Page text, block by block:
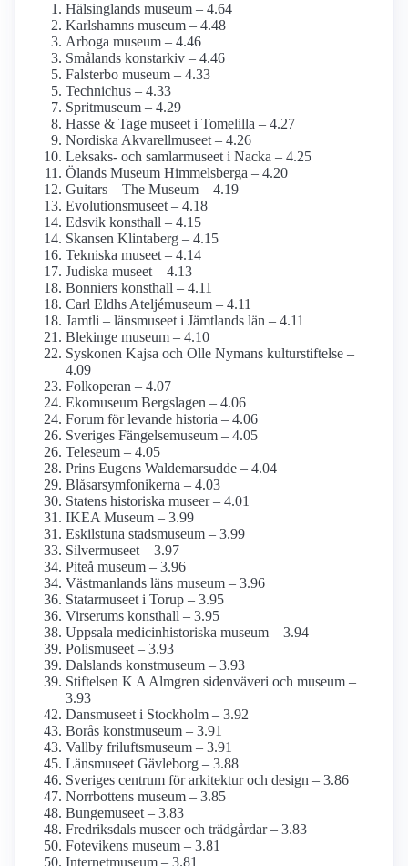
Hälsinglands museum – 4.64
Karlshamns museum – 4.48
Arboga museum – 4.46
Smålands konstarkiv – 4.46
Falsterbo museum – 4.33
Technichus – 4.33
Spritmuseum – 4.29
Hasse & Tage museet i Tomelilla – 4.27
Nordiska Akvarellmuseet – 4.26
Leksaks- och samlar­museet i Nacka – 4.25
Ölands Museum Himmelsberga – 4.20
Guitars – The Museum – 4.19
Evolutions­museet – 4.18
Edsvik konsthall – 4.15
Skansen Klintaberg – 4.15
Tekniska museet – 4.14
Judiska museet – 4.13
Bonniers konsthall – 4.11
Carl Eldhs Ateljémuseum – 4.11
Jamtli – länsmuseet i Jämtlands län – 4.11
Blekinge museum – 4.10
Syskonen Kajsa och Olle Nymans kulturstiftelse –
4.09
Folkoperan – 4.07
Ekomuseum Bergslagen – 4.06
Forum för levande historia – 4.06
Sveriges Fängelsemuseum – 4.05
Teleseum – 4.05
Prins Eugens Waldemarsudde – 4.04
Blåsar­symfonikerna – 4.03
Statens historiska museer – 4.01
IKEA Museum – 3.99
Eskilstuna stadsmuseum – 3.99
Silvermuseet – 3.97
Piteå museum – 3.96
Västmanlands läns museum – 3.96
Statarmuseet i Torup – 3.95
Virserums konsthall – 3.95
Uppsala medicinhistoriska museum – 3.94
Polismuseet – 3.93
Dalslands konstmuseum – 3.93
Stiftelsen K A Almgren sidenväveri och museum –
3.93
Dansmuseet i Stockholm – 3.92
Borås konstmuseum – 3.91
Vallby friluftsmuseum – 3.91
Länsmuseet Gävleborg – 3.88
Sveriges centrum för arkitektur och design – 3.86
Norrbottens museum – 3.85
Bungemuseet – 3.83
Fredriksdals museer och trädgårdar – 3.83
Fotevikens museum – 3.81
Internet­museum – 3.81